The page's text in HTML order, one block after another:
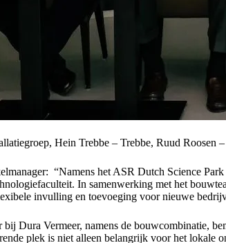
Hein Trebbe – Trebbe, Ruud Roosen
“Namens het ASR Dutch Science
In samenwerking met het
invulling en toevoeging voor nieuwe
Dura Vermeer, namens de bouwcombinatie,
plek is niet alleen belangrijk voor het